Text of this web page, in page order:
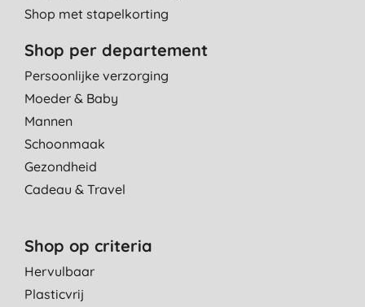
Shop met stapelkorting
Shop per departement
Persoonlijke verzorging
Moeder & Baby
Mannen
Schoonmaak
Gezondheid
Cadeau & Travel
Shop op criteria
Hervulbaar
Plasticvrij